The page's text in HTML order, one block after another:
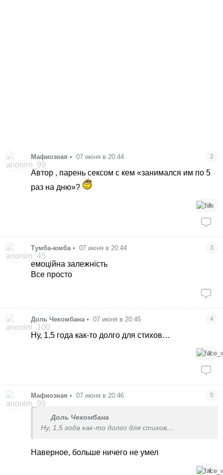
Мафиозная • 07 июня в 20:44 2
Автор , парень сексом с кем «занимался им по 5
раз на дню»?
2
Тумба-юмба • 07 июня в 20:44 3
емоційна залежність
Все просто
Доль Чекомбана • 07 июня в 20:45 4
Ну, 1,5 года как-то долго для стихов…
2
Мафиозная • 07 июня в 20:46 5
Доль Чекомбана
Ну, 1,5 года как-то долго для стихов…
Наверное, больше ничего не умел
4